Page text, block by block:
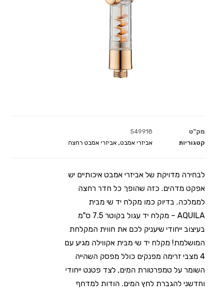
מק"ט
549918
קטגוריות
אביזרי אמבט, אביזרי אמבט רחצה
לבחירה מדויקת של אביזרי אמבט איכותיים יש
אפקט מדהים. כזה שהופך כל חדר רחצה
לממלכה. בדיוק כמו מקלח יד שי מבית
AQUILA – מקלח יד עגול בקוטר 7.5 ס"מ
בעיצוב ייחודי שיעניק לכם את חווית המקלחת
המושלמת! מקלח יד שי מבית אקווילה מגיע עם
4 מצבי זרימה מפנקים כולל מפסק השהייה
השומר על טמפרטורת המים, לצד פטנט ייחודי
וחדשני להגברת לחץ המים. הודות למדחף